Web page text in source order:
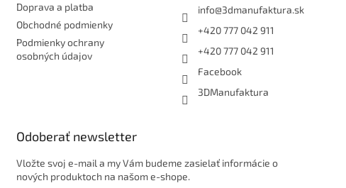
Doprava a platba
Obchodné podmienky
Podmienky ochrany
osobných údajov
info@3dmanufaktura.sk
+420 777 042 911
+420 777 042 911
Facebook
3DManufaktura
Odoberať newsletter
Vložte svoj e-mail a my Vám budeme zasielať informácie o
nových produktoch na našom e-shope.